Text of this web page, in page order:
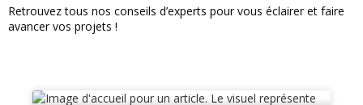
Retrouvez tous nos conseils d’experts pour vous éclairer et faire
avancer vos projets !